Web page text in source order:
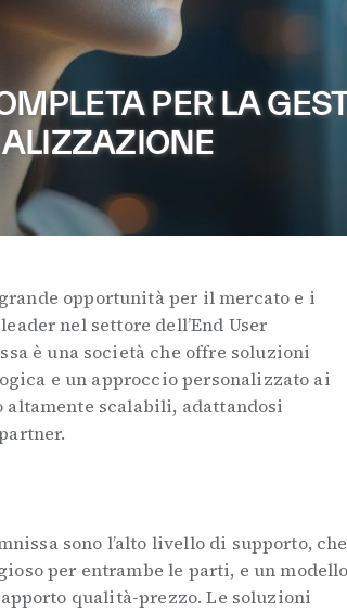
PER LA
opportunità per il mercato e i
nel settore dell’End User
è una società che offre soluzioni
e un approccio personalizzato ai
scalabili, adattandosi
sono l’alto livello di supporto, che
per entrambe le parti, e un modello
qualità-prezzo. Le soluzioni